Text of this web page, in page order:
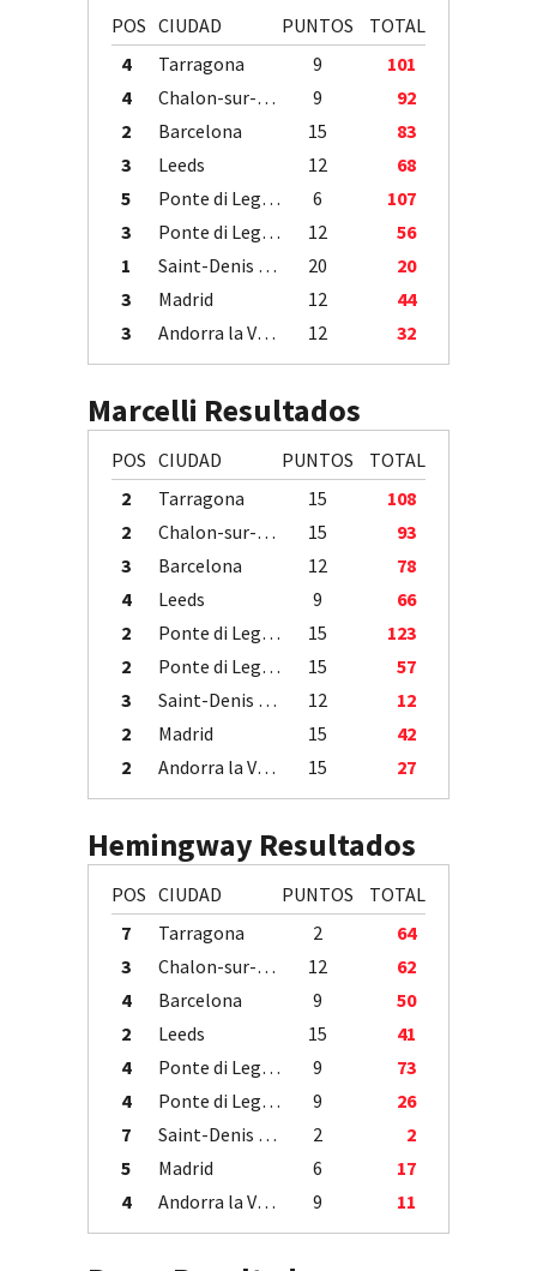
POS CIUDAD PUNTOS
TOTAL
4
Tarragona 9
101
4
Chalon-sur-Saône 9
92
2
Barcelona 15
83
3
Leeds 12
68
5
Ponte di Legno 6
107
3
Ponte di Legno 12
56
1
Saint-Denis / Île de la Réunion 20
20
3
Madrid 12
44
3
Andorra la Vella 12 32
Marcelli Resultados
POS CIUDAD PUNTOS
TOTAL
2
Tarragona 15
108
2
Chalon-sur-Saône 15
93
3
Barcelona 12
78
4
Leeds 9
66
2
Ponte di Legno 15
123
2
Ponte di Legno 15
57
3
Saint-Denis / Île de la Réunion 12
12
2
Madrid 15
42
2
Andorra la Vella 15 27
Hemingway Resultados
POS CIUDAD PUNTOS
TOTAL
7
Tarragona 2
64
3
Chalon-sur-Saône 12
62
4
Barcelona 9
50
2
Leeds 15
41
4
Ponte di Legno 9
73
4
Ponte di Legno 9
26
7
Saint-Denis / Île de la Réunion 2
2
5
Madrid 6
17
4
Andorra la Vella 9 11